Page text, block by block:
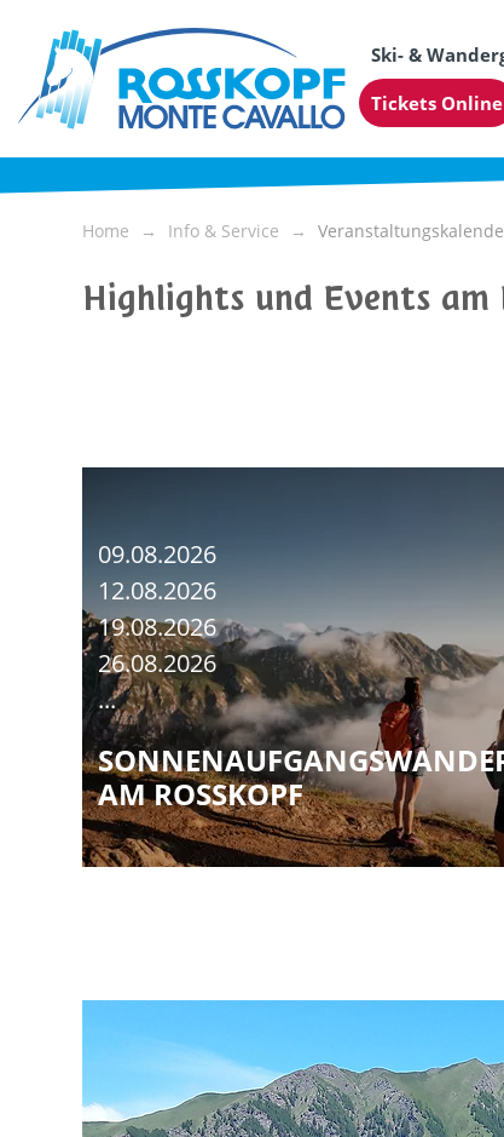
Ski- &
Tickets Online
Home Info & Service
Highlights und Events am
09.08.2026
12.08.2026
19.08.2026
26.08.2026
...
AM ROSSKOPF